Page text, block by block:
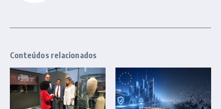
Conteúdos relacionados